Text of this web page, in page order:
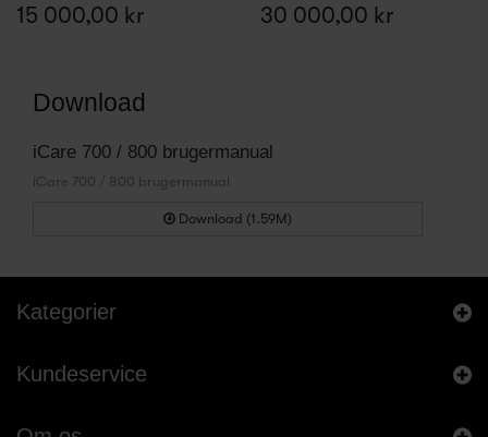
15 000,00 kr 30 000,00 kr
Download
iCare 700 / 800 brugermanual
iCare 700 / 800 brugermanual
Download (1.59M)
Kategorier
Kundeservice